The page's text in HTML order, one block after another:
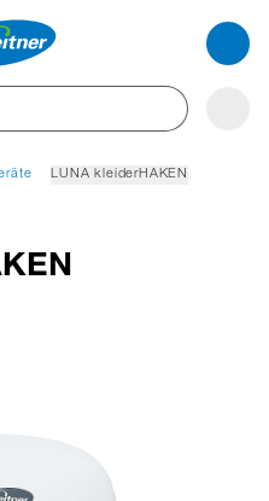
LUNA kleiderHAKEN